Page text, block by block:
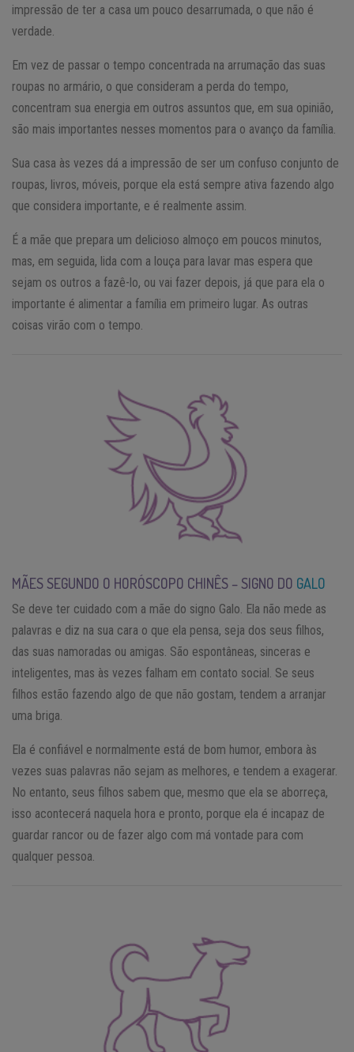
impressão de ter a casa um pouco desarrumada, o que não é
verdade.
Em vez de passar o tempo concentrada na arrumação das suas
roupas no armário, o que consideram a perda do tempo,
concentram sua energia em outros assuntos que, em sua opinião,
são mais importantes nesses momentos para o avanço da família.
Sua casa às vezes dá a impressão de ser um confuso conjunto de
roupas, livros, móveis, porque ela está sempre ativa fazendo algo
que considera importante, e é realmente assim.
É a mãe que prepara um delicioso almoço em poucos minutos,
mas, em seguida, lida com a louça para lavar mas espera que
sejam os outros a fazê-lo, ou vai fazer depois, já que para ela o
importante é alimentar a família em primeiro lugar. As outras
coisas virão com o tempo.
MÃES SEGUNDO O HORÓSCOPO CHINÊS – SIGNO DO GALO
Se deve ter cuidado com a mãe do signo Galo. Ela não mede as
palavras e diz na sua cara o que ela pensa, seja dos seus filhos,
das suas namoradas ou amigas. São espontâneas, sinceras e
inteligentes, mas às vezes falham em contato social. Se seus
filhos estão fazendo algo de que não gostam, tendem a arranjar
uma briga.
Ela é confiável e normalmente está de bom humor, embora às
vezes suas palavras não sejam as melhores, e tendem a exagerar.
No entanto, seus filhos sabem que, mesmo que ela se aborreça,
isso acontecerá naquela hora e pronto, porque ela é incapaz de
guardar rancor ou de fazer algo com má vontade para com
qualquer pessoa.